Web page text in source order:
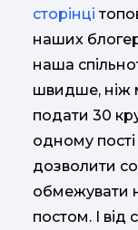
сторінці
наших
наша
швидше, ніж
подати 30
одному
дозволити
обмежувати
постом. І